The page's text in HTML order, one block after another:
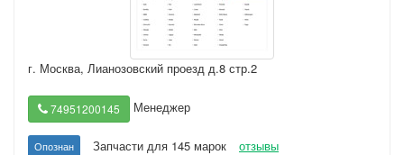
г. Москва, Лианозовский проезд д.8 стр.2
74951200145 Менеджер
Опознан Запчасти для 145 марок
отзывы